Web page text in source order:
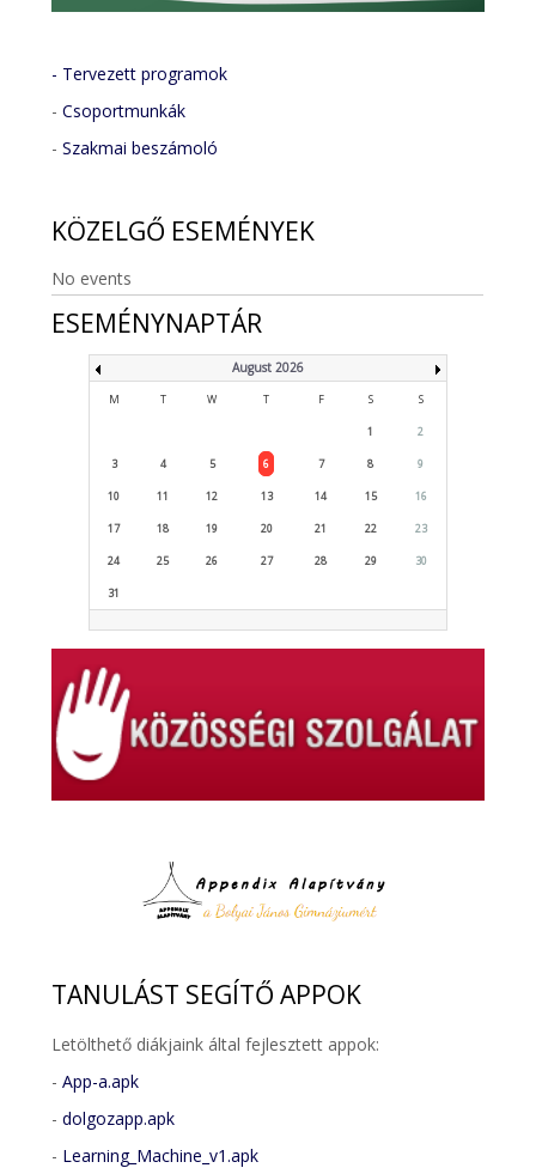
- Tervezett programok
-Csoportmunkák
-Szakmai beszámoló
KÖZELGŐ ESEMÉNYEK
No events
ESEMÉNYNAPTÁR
August 2026
M T W T F S S
1 2
3 4 5 6 7 8 9
10 11 12 13 14 15 16
17 18 19 20 21 22 23
24 25 26 27 28 29 30
31
TANULÁST SEGÍTŐ APPOK
Letölthető diákjaink által fejlesztett appok:
-App-a.apk
-dolgozapp.apk
- Learning_Machine_v1.apk